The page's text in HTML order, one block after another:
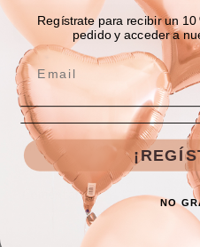
Descripción
Envíos y devoluciones
Comentarios
Regístrate para recibir un
pedido y acceder a
NO